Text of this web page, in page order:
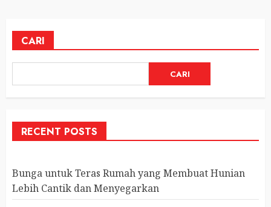
CARI
CARI
RECENT POSTS
Bunga untuk Teras Rumah yang Membuat Hunian
Lebih Cantik dan Menyegarkan